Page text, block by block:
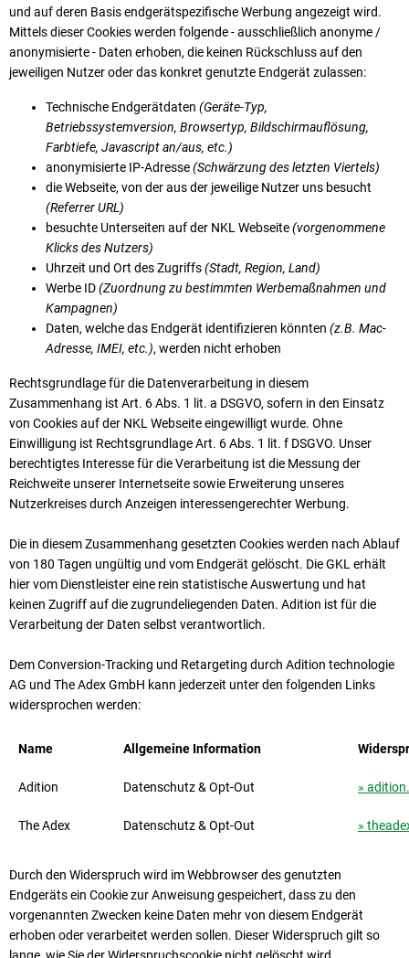
und auf deren Basis endgerätspezifische Werbung angezeigt wird.
Mittels dieser Cookies werden folgende - ausschließlich anonyme /
anonymisierte - Daten erhoben, die keinen Rückschluss auf den
jeweiligen Nutzer oder das konkret genutzte Endgerät zulassen:
Technische Endgerätdaten (Geräte-Typ,
Betriebssystemversion, Browsertyp, Bildschirmauflösung,
Farbtiefe, Javascript an/aus, etc.)
anonymisierte IP-Adresse(Schwärzung des letzten Viertels)
die Webseite, von der aus der jeweilige Nutzer uns besucht
(Referrer URL)
besuchte Unterseiten auf der NKL Webseite(vorgenommene
Klicks des Nutzers)
Uhrzeit und Ort des Zugriffs(Stadt, Region, Land)
Werbe ID(Zuordnung zu bestimmten Werbemaßnahmen und
Kampagnen)
Daten, welche das Endgerät identifizieren könnten (z.B. Mac-
Adresse, IMEI, etc.), werden nicht erhoben
Rechtsgrundlage für die Datenverarbeitung in diesem
Zusammenhang ist Art. 6 Abs. 1 lit. a DSGVO, sofern in den Einsatz
von Cookies auf der NKL Webseite eingewilligt wurde. Ohne
Einwilligung ist Rechts­grund­lage Art. 6 Abs. 1 lit. f DSGVO. Unser
berechtigtes Interesse für die Verarbeitung ist die Messung der
Reichweite unserer Internetseite sowie Erweiterung unseres
Nutzerkreises durch Anzeigen interessengerechter Werbung.
Die in diesem Zusammenhang gesetzten Cookies werden nach Ablauf
von 180 Tagen ungültig und vom Endgerät gelöscht. Die GKL erhält
hier vom Dienstleister eine rein statistische Auswertung und hat
keinen Zugriff auf die zugrundeliegenden Daten. Adition ist für die
Verarbeitung der Daten selbst verantwortlich.
Dem Conversion-Tracking und Retargeting durch Adition technologie
AG und The Adex GmbH kann jeder­zeit unter den folgenden Links
widersprochen werden:
Name Allgemeine Information
Adition Datenschutz & Opt-Out »
The Adex Datenschutz & Opt-Out »
Durch den Widerspruch wird im Webbrowser des genutzten
Endgeräts ein Cookie zur Anweisung gespeichert, dass zu den
vorgenannten Zwecken keine Daten mehr von diesem Endgerät
erhoben oder verarbeitet werden sollen. Dieser Widerspruch gilt so